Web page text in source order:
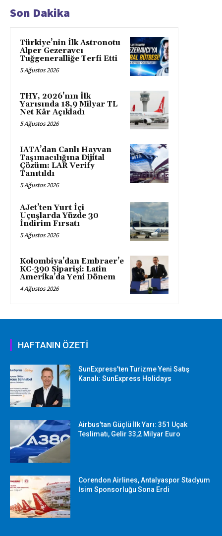
Son Dakika
Türkiye’nin İlk Astronotu
Alper Gezeravcı
Tuğgeneralliğe Terfi Etti
5 Ağustos 2026
THY, 2026’nın İlk
Yarısında 18,9 Milyar TL
Net Kâr Açıkladı
5 Ağustos 2026
IATA’dan Canlı Hayvan
Taşımacılığına Dijital
Çözüm: LAR Verify
Tanıtıldı
5 Ağustos 2026
AJet’ten Yurt İçi
Uçuşlarda Yüzde 30
İndirim Fırsatı
5 Ağustos 2026
Kolombiya’dan Embraer’e
KC-390 Siparişi: Latin
Amerika’da Yeni Dönem
4 Ağustos 2026
HAFTANIN ÖZETİ
SunExpress’ten Turizme Yeni Satış
Kanalı: SunExpress Holidays
Airbus’tan Güçlü İlk Yarı: 351 Uçak
Teslimatı, Gelir 33,2 Milyar Euro
Corendon Airlines, Antalyaspor Stadyum
İsim Sponsorluğu Sona Erdi